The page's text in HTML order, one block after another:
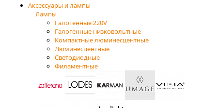
Аксессуары и лампы
Лампы
Галогенные 220V
Галогенные низковольтные
Компактные люминесцентные
Люминесцентные
Светодиодные
Филаментные